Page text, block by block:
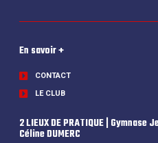
En savoir +
CONTACT
LE CLUB
2 LIEUX DE PRATIQUE | Gymnase
Céline DUMERC